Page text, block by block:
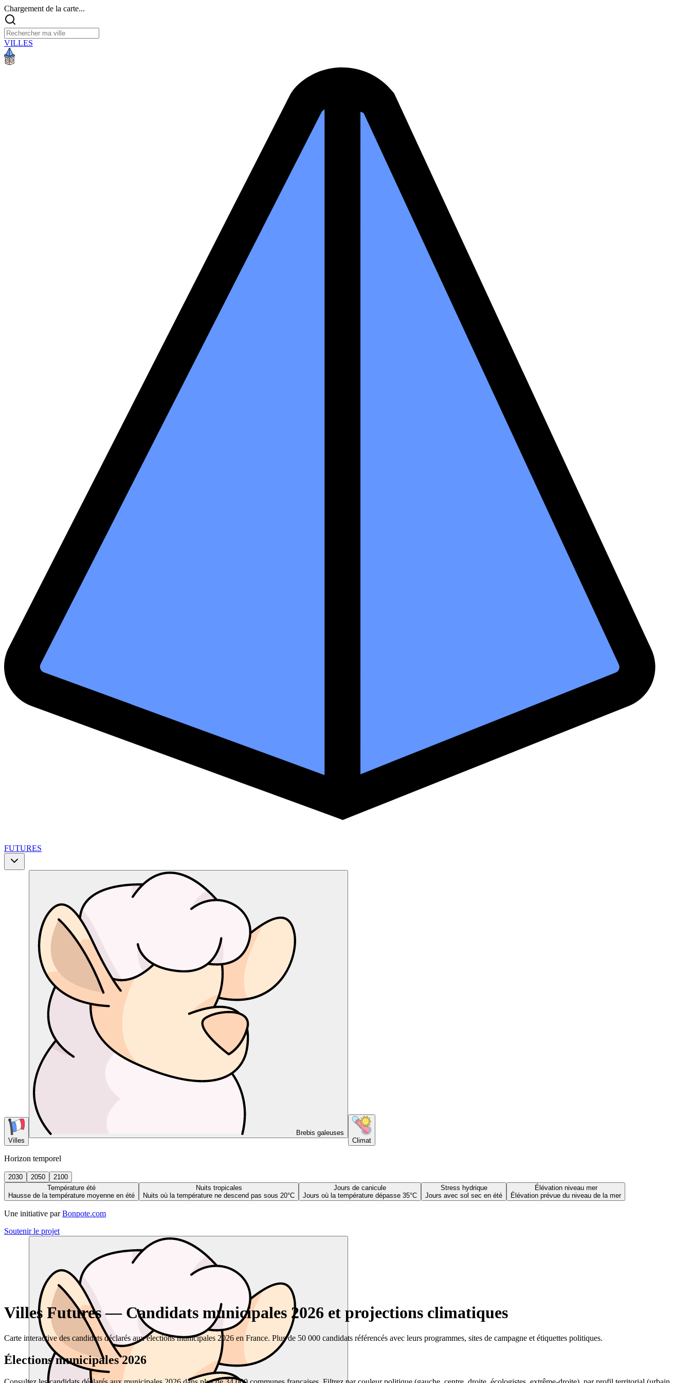
Chargement de la carte...
VILLES
FUTURES
Villes
Brebis galeuses
Climat
Horizon temporel
2030 2050
2100
Température été
Hausse de la température moyenne en été
Nuits tropicales
Nuits où la température ne descend pas sous 20°C
Jours de canicule
Jours où la température dépasse 35°C
Stress hydrique
Jours avec sol sec en été
Élévation niveau mer
Élévation prévue du niveau de la mer
Une initiative par Bonpote.com
Soutenir le projet
Villes Futures — Candidats municipales 2026 et projections climatiques
Carte interactive des candidats déclarés aux élections municipales 2026 en France. Plus de 50 000 candidats référencés avec leurs programmes, sites de campagne et étiquettes politiques.
Élections municipales 2026